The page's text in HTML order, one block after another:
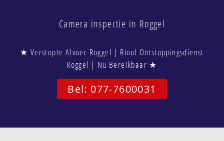
Camera inspectie in Roggel
★ Verstopte Afvoer Roggel | Riool Ontstoppingsdienst
Roggel | Nu Bereikbaar ★
Bel: 077-7600031